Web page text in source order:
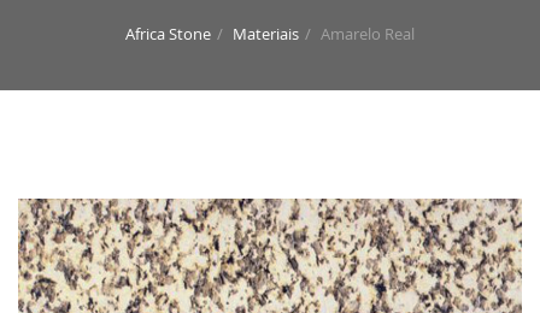
Africa Stone Materiais Amarelo Real